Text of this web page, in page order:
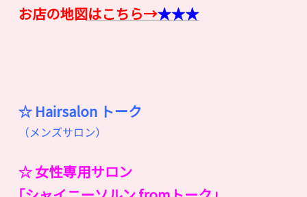
お店の地図はこちら→★★★
☆ Hairsalon トーク
（メンズサロン）
☆ 女性専用サロン